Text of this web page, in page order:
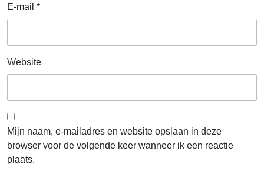
E-mail *
Website
Mijn naam, e-mailadres en website opslaan in deze
browser voor de volgende keer wanneer ik een reactie
plaats.